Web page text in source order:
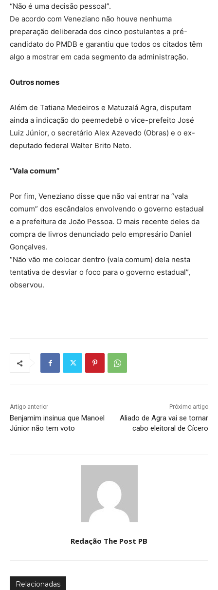
“Não é uma decisão pessoal”.
De acordo com Veneziano não houve nenhuma
preparação deliberada dos cinco postulantes a pré-
candidato do PMDB e garantiu que todos os citados têm
algo a mostrar em cada segmento da administração.
Outros nomes
Além de Tatiana Medeiros e Matuzalá Agra, disputam
ainda a indicação do peemedebê o vice-prefeito José
Luiz Júnior, o secretário Alex Azevedo (Obras) e o ex-
deputado federal Walter Brito Neto.
“Vala comum”
Por fim, Veneziano disse que não vai entrar na “vala
comum” dos escândalos envolvendo o governo estadual
e a prefeitura de João Pessoa. O mais recente deles da
compra de livros denunciado pelo empresário Daniel
Gonçalves.
“Não vão me colocar dentro (vala comum) dela nesta
tentativa de desviar o foco para o governo estadual”,
observou.
Artigo anterior
Benjamim insinua que Manoel
Júnior não tem voto
Próximo artigo
Aliado de Agra vai se tornar
cabo eleitoral de Cícero
Redação The Post PB
Relacionadas